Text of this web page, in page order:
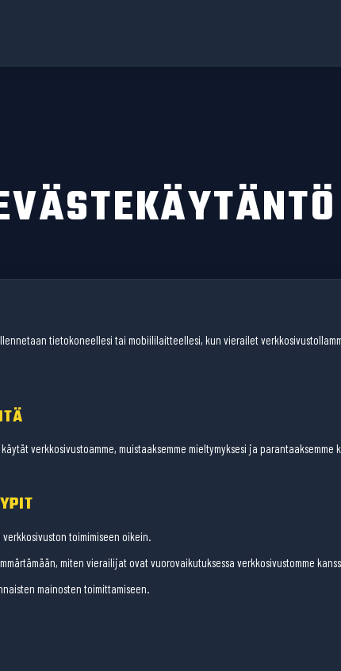
tietokoneellesi tai mobiililaitteellesi, kun vierailet
verkkosivustoamme, muistaaksemme mieltymyksesi ja parantaaksemme
toimimiseen oikein.
miten vierailijat ovat vuorovaikutuksessa verkkosivustomme
mainosten toimittamiseen.